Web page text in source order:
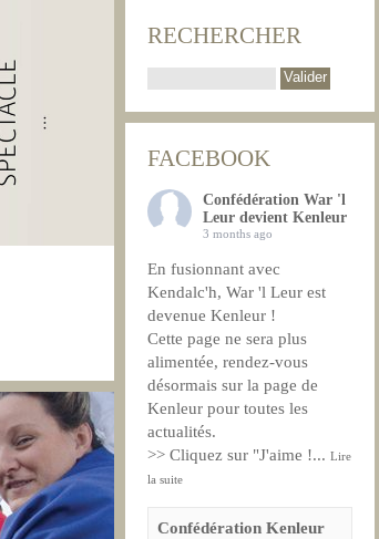
RECHERCHER
FACEBOOK
Confédération War 'l
Leur devient Kenleur
3 months ago
En fusionnant avec
Kendalc'h, War 'l Leur est
devenue Kenleur !
Cette page ne sera plus
alimentée, rendez-vous
désormais sur la page de
Kenleur pour toutes les
actualités.
>> Cliquez sur "J'aime !... Lire
la suite
Confédération Kenleur